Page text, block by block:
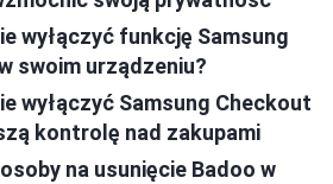
wyłączyć funkcję Samsung
swoim urządzeniu?
wyłączyć Samsung Checkout
kontrolę nad zakupami
na usunięcie Badoo w